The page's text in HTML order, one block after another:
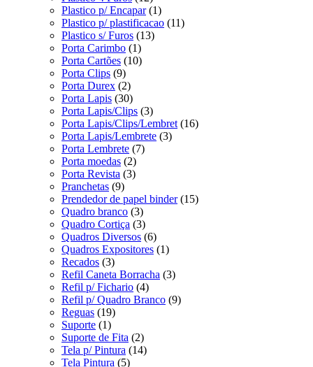
Plastico p/ Encapar (1)
Plastico p/ plastificacao (11)
Plastico s/ Furos (13)
Porta Carimbo (1)
Porta Cartões (10)
Porta Clips (9)
Porta Durex (2)
Porta Lapis (30)
Porta Lapis/Clips (3)
Porta Lapis/Clips/Lembret (16)
Porta Lapis/Lembrete (3)
Porta Lembrete (7)
Porta moedas (2)
Porta Revista (3)
Pranchetas (9)
Prendedor de papel binder (15)
Quadro branco (3)
Quadro Cortiça (3)
Quadros Diversos (6)
Quadros Expositores (1)
Recados (3)
Refil Caneta Borracha (3)
Refil p/ Fichario (4)
Refil p/ Quadro Branco (9)
Reguas (19)
Suporte (1)
Suporte de Fita (2)
Tela p/ Pintura (14)
Tela Pintura (5)